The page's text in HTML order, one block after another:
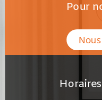
Pour